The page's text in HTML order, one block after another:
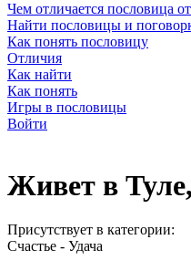
Чем отличается пословица
Найти пословицы и
Как понять пословицу
Отличия
Как найти
Как понять
Игры в пословицы
Войти
Живет в
Присутствует в категории:
Счастье - Удача